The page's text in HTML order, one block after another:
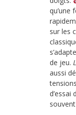
qu’une
sur les
de jeu.
aussi